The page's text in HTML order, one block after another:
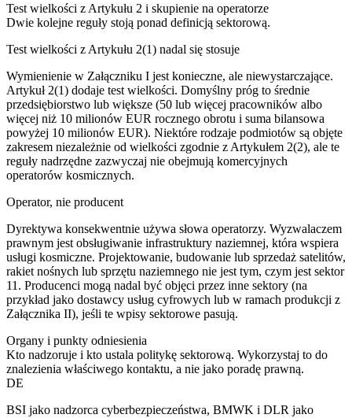
Test wielkości z Artykułu 2 i skupienie na operatorze
Dwie kolejne reguły stoją ponad definicją sektorową.
Test wielkości z Artykułu 2(1) nadal się stosuje
Wymienienie w Załączniku I jest konieczne, ale niewystarczające.
Artykuł 2(1) dodaje test wielkości. Domyślny próg to średnie
przedsiębiorstwo lub większe (50 lub więcej pracowników albo
więcej niż 10 milionów EUR rocznego obrotu i suma bilansowa
powyżej 10 milionów EUR). Niektóre rodzaje podmiotów są objęte
zakresem niezależnie od wielkości zgodnie z Artykułem 2(2), ale te
reguły nadrzędne zazwyczaj nie obejmują komercyjnych
operatorów kosmicznych.
Operator, nie producent
Dyrektywa konsekwentnie używa słowa operatorzy. Wyzwalaczem
prawnym jest obsługiwanie infrastruktury naziemnej, która wspiera
usługi kosmiczne. Projektowanie, budowanie lub sprzedaż satelitów,
rakiet nośnych lub sprzętu naziemnego nie jest tym, czym jest sektor
11. Producenci mogą nadal być objęci przez inne sektory (na
przykład jako dostawcy usług cyfrowych lub w ramach produkcji z
Załącznika II), jeśli te wpisy sektorowe pasują.
Organy i punkty odniesienia
Kto nadzoruje i kto ustala politykę sektorową. Wykorzystaj to do
znalezienia właściwego kontaktu, a nie jako poradę prawną.
DE
BSI jako nadzorca cyberbezpieczeństwa, BMWK i DLR jako